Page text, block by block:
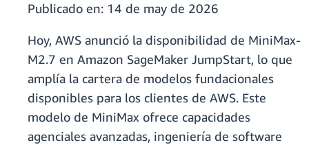
Publicado en: 14 de may de 2026
Hoy, AWS anunció la disponibilidad de MiniMax-
M2.7 en Amazon SageMaker JumpStart, lo que
amplía la cartera de modelos fundacionales
disponibles para los clientes de AWS. Este
modelo de MiniMax ofrece capacidades
agenciales avanzadas, ingeniería de software